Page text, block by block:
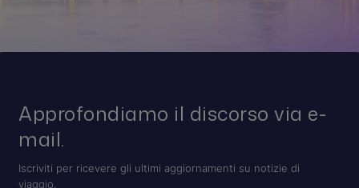
Approfondiamo il discorso via e-
mail.
Iscriviti per ricevere gli ultimi aggiornamenti su notizie di
viaggio,